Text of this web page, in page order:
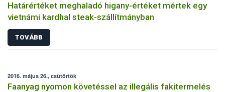
Határértéket meghaladó higany-értéket mértek egy
vietnámi kardhal steak-szállítmányban
TOVÁBB
2016. május 26., csütörtök
Faanyag nyomon követéssel az illegális fakitermelés